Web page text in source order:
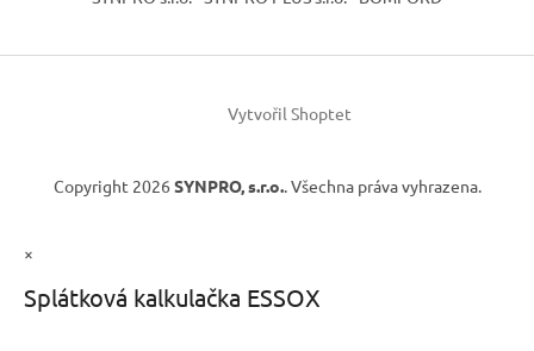
Vytvořil Shoptet
Copyright 2026 SYNPRO, s.r.o.. Všechna práva vyhrazena.
×
Splátková kalkulačka ESSOX